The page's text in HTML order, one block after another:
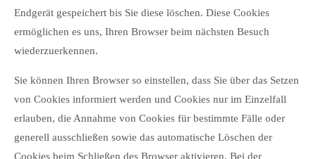
Endgerät gespeichert bis Sie diese löschen. Diese Cookies
ermöglichen es uns, Ihren Browser beim nächsten Besuch
wiederzuerkennen.
Sie können Ihren Browser so einstellen, dass Sie über das Setzen
von Cookies informiert werden und Cookies nur im Einzelfall
erlauben, die Annahme von Cookies für bestimmte Fälle oder
generell ausschließen sowie das automatische Löschen der
Cookies beim Schließen des Browser aktivieren. Bei der